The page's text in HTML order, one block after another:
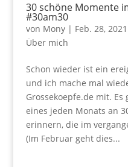
30 schöne Momente
#30am30
von Mony| Feb. 28, 2021
Über mich
Schon wieder ist ein
und ich mache mal
Grossekoepfe.de mit.
eines jeden Monats an
erinnern, die im
(Im Februar geht dies...